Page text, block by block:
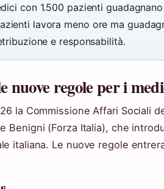
con 1.500 pazienti
lavora meno ore ma
e responsabilità.
nuove regole per i
la Commissione Affari Sociali
Benigni (Forza Italia), che
italiana. Le nuove regole